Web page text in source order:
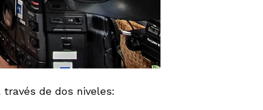
de dos niveles: